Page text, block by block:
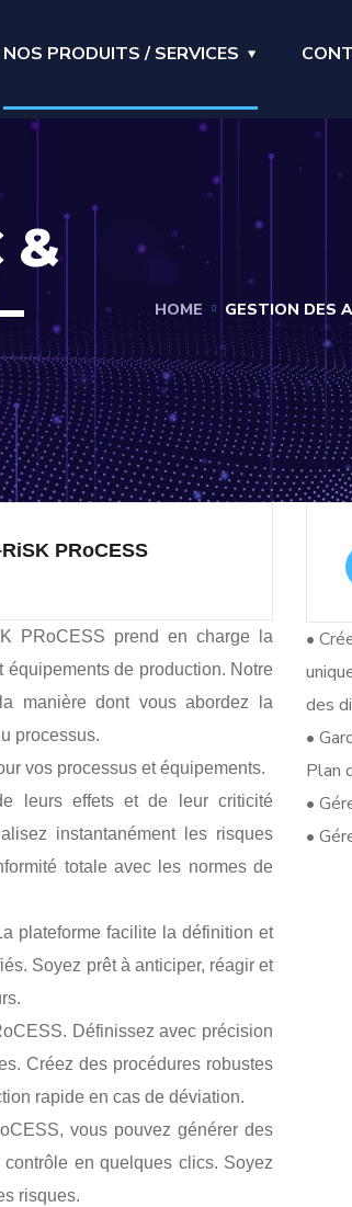
NOS PRODUITS / SERVICES
&
HOME GESTION DES
PRoCESS
PRoCESS prend en charge la
de production. Notre
manière dont vous abordez la
processus.
vos processus et équipements.
leurs effets et de leur criticité
instantanément les risques
totale avec les normes de
plateforme facilite la définition et
Soyez prêt à anticiper, réagir et
Définissez avec précision
Créez des procédures robustes
rapide en cas de déviation.
vous pouvez générer des
en quelques clics. Soyez
risques.
•
des
•
Plan
•
•